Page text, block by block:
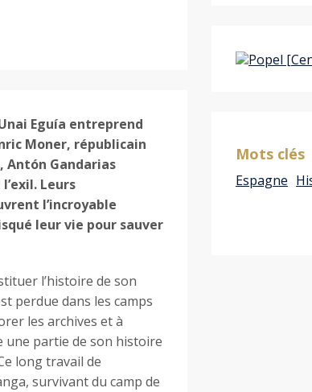
Eguía entreprend
Moner, républicain
Antón Gandarias
Leurs
l’incroyable
leur vie pour sauver
l’histoire de son
perdue dans les camps
les archives et à
une partie de son histoire
long travail de
survivant du camp de
Mots clés
Espagne